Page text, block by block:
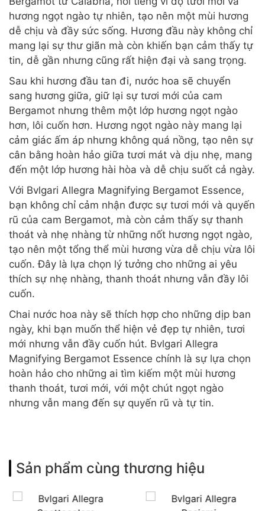
hương ngọt ngào tự nhiên, tạo nên một mùi hương
dễ chịu và đầy sức sống. Hương đầu này không chỉ
mang lại sự thư giãn mà còn khiến bạn cảm thấy tự
tin, dễ gần nhưng cũng rất hiện đại và sang trọng.
Sau khi hương đầu tan đi, nước hoa sẽ chuyển
sang hương giữa, giữ lại sự tươi mới của cam
Bergamot nhưng thêm một lớp hương ngọt ngào
hơn, lôi cuốn hơn. Hương ngọt ngào này mang lại
cảm giác ấm áp nhưng không quá nồng, tạo nên sự
cân bằng hoàn hảo giữa tươi mát và dịu nhẹ, mang
đến một lớp hương hài hòa và dễ chịu suốt cả ngày.
Với Bvlgari Allegra Magnifying Bergamot Essence,
bạn không chỉ cảm nhận được sự tươi mới và quyến
rũ của cam Bergamot, mà còn cảm thấy sự thanh
thoát và nhẹ nhàng từ những nốt hương ngọt ngào,
tạo nên một tổng thể mùi hương vừa dễ chịu vừa lôi
cuốn. Đây là lựa chọn lý tưởng cho những ai yêu
thích sự nhẹ nhàng, thanh thoát nhưng vẫn đầy lôi
cuốn.
Chai nước hoa này sẽ thích hợp cho những dịp ban
ngày, khi bạn muốn thể hiện vẻ đẹp tự nhiên, tươi
mới nhưng vẫn đầy cuốn hút. Bvlgari Allegra
Magnifying Bergamot Essence chính là sự lựa chọn
hoàn hảo cho những ai tìm kiếm một mùi hương
thanh thoát, tươi mới, với một chút ngọt ngào
nhưng vẫn mang đến sự quyến rũ và tự tin.
Sản phẩm cùng thương hiệu